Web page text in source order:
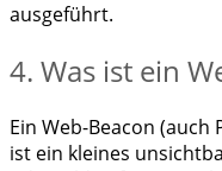
ausgeführt.
4. Was ist ein
Ein Web-Beacon (auch
ist ein kleines